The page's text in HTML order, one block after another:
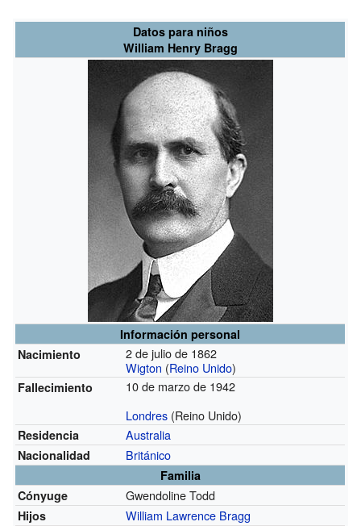
Datos para niños
William Henry Bragg
Información personal
Nacimiento
2 de julio de 1862
Wigton (Reino Unido)
Fallecimiento
10 de marzo de 1942
Londres (Reino Unido)
Residencia Australia
Nacionalidad Británico
Familia
Cónyuge
Gwendoline Todd
Hijos William Lawrence Bragg